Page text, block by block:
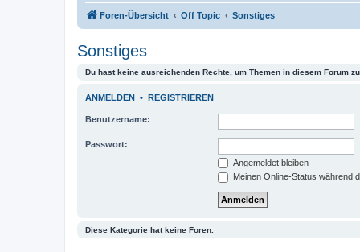
Foren-Übersicht Off Topic Sonstiges
Sonstiges
Du hast keine ausreichenden Rechte, um Themen in diesem Forum
ANMELDEN • REGISTRIEREN
Benutzername:
Passwort:
Angemeldet bleiben
Meinen Online-Status während
Diese Kategorie hat keine Foren.